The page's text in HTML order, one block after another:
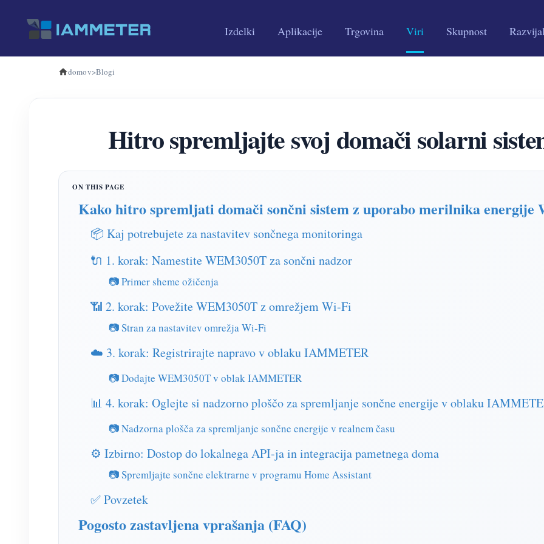
Izdelki Aplikacije Trgovina Viri Skupnost
domov>Blogi
Hitro spremljajte svoj domači solarni
Kako hitro spremljati domači sončni sistem z uporabo merilnika
📦 Kaj potrebujete za nastavitev sončnega monitoringa
🔌 1. korak: Namestite WEM3050T za sončni nadzor
📷 Primer sheme ožičenja
📶 2. korak: Povežite WEM3050T z omrežjem Wi-Fi
📷 Stran za nastavitev omrežja Wi-Fi
☁️ 3. korak: Registrirajte napravo v oblaku IAMMETER
📷 Dodajte WEM3050T v oblak IAMMETER
📊 4. korak: Oglejte si nadzorno ploščo za spremljanje sončne energije v oblaku
📷 Nadzorna plošča za spremljanje sončne energije v realnem času
⚙️ Izbirno: Dostop do lokalnega API-ja in integracija pametnega doma
📷 Spremljajte sončne elektrarne v programu Home Assistant
✅ Povzetek
Pogosto zastavljena vprašanja (FAQ)